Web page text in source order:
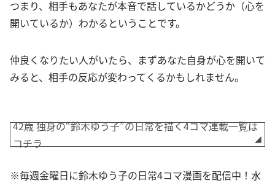
つまり、相手もあなたが本音で話しているかどうか（心を
開いているか）わかるということです。
仲良くなりたい人がいたら、まずあなた自身が心を開いて
みると、相手の反応が変わってくるかもしれません。
42歳 独身の“鈴木ゆう子”の日常を描く4コマ連載一覧は
コチラ
※毎週金曜日に鈴木ゆう子の日常4コマ漫画を配信中！水